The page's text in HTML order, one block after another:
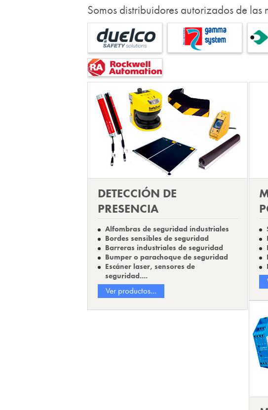
Somos distribuidores autorizados de las
DETECCIÓN DE
PRESENCIA
Alfombras de seguridad industriales
Bordes sensibles de seguridad
Barreras industriales de seguridad
Bumper o parachoque de seguridad
Escáner laser, sensores de
seguridad....
Ver productos...